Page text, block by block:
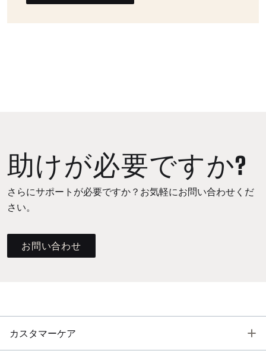
助けが必要ですか?
さらにサポートが必要ですか？お気軽にお問い合わせくだ
さい。
お問い合わせ
カスタマーケア